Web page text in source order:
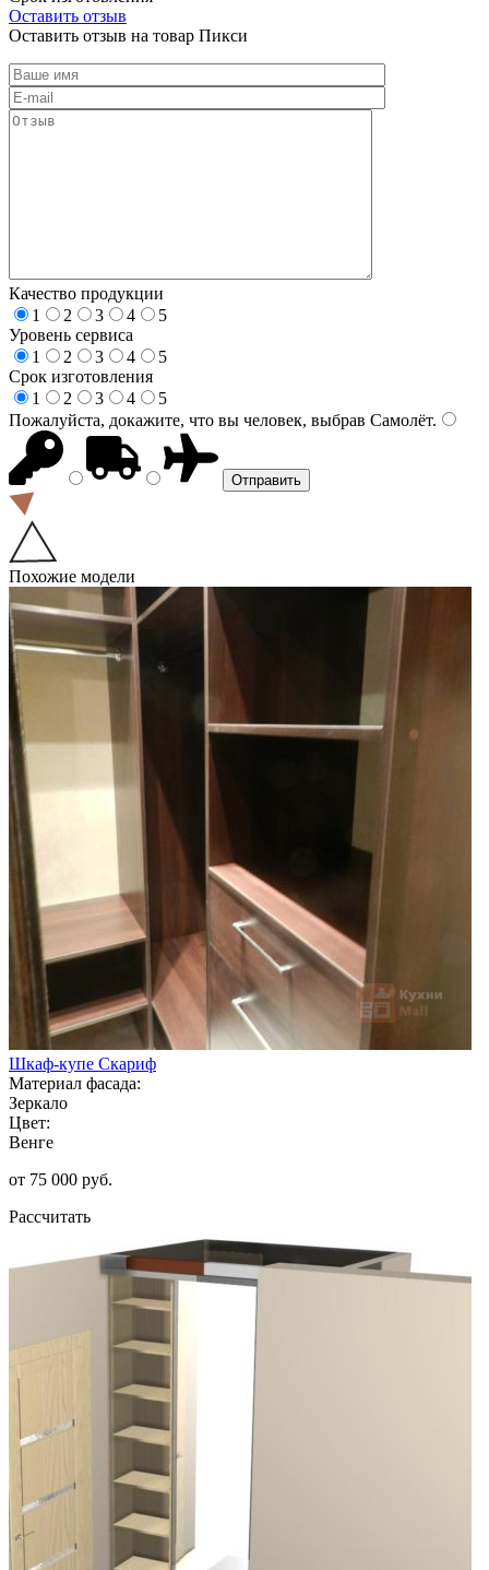
Оставить отзыв
Оставить отзыв на товар Пикси
Качество продукции
1
2 3 4
5
Уровень сервиса
1
2 3 4
5
Срок изготовления
1
2 3 4
5
Пожалуйста, докажите, что вы человек, выбрав Самолёт.
Похожие модели
Шкаф-купе Скариф
Материал фасада:
Зеркало
Цвет:
Венге
от 75 000 руб.
Рассчитать